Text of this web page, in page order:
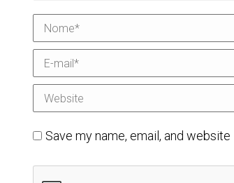
Nome *
E-mail *
Website
Save my name, email, and